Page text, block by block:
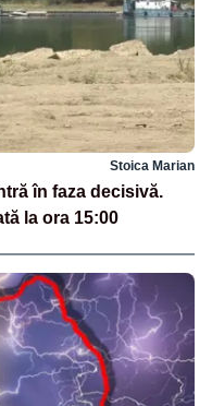
Stoica Marian
în faza decisivă.
la ora 15:00